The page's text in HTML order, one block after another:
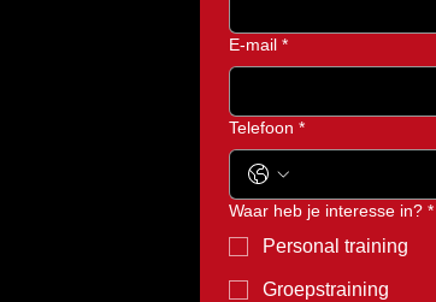
E-mail *
Telefoon *
Waar heb je interesse in? *
Personal training
Groepstraining